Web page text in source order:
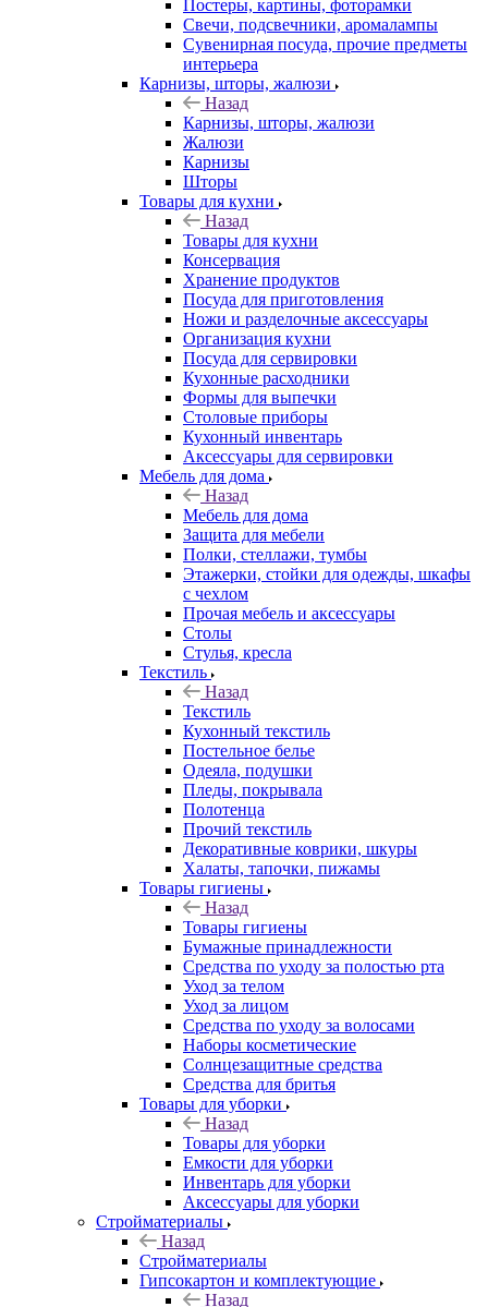
Постеры, картины, фоторамки
Свечи, подсвечники, аромалампы
Сувенирная посуда, прочие предметы
интерьера
Карнизы, шторы, жалюзи
Назад
Карнизы, шторы, жалюзи
Жалюзи
Карнизы
Шторы
Товары для кухни
Назад
Товары для кухни
Консервация
Хранение продуктов
Посуда для приготовления
Ножи и разделочные аксессуары
Организация кухни
Посуда для сервировки
Кухонные расходники
Формы для выпечки
Столовые приборы
Кухонный инвентарь
Аксессуары для сервировки
Мебель для дома
Назад
Мебель для дома
Защита для мебели
Полки, стеллажи, тумбы
Этажерки, стойки для одежды, шкафы
с чехлом
Прочая мебель и аксессуары
Столы
Стулья, кресла
Текстиль
Назад
Текстиль
Кухонный текстиль
Постельное белье
Одеяла, подушки
Пледы, покрывала
Полотенца
Прочий текстиль
Декоративные коврики, шкуры
Халаты, тапочки, пижамы
Товары гигиены
Назад
Товары гигиены
Бумажные принадлежности
Средства по уходу за полостью рта
Уход за телом
Уход за лицом
Средства по уходу за волосами
Наборы косметические
Солнцезащитные средства
Средства для бритья
Товары для уборки
Назад
Товары для уборки
Емкости для уборки
Инвентарь для уборки
Аксессуары для уборки
Стройматериалы
Назад
Стройматериалы
Гипсокартон и комплектующие
Назад